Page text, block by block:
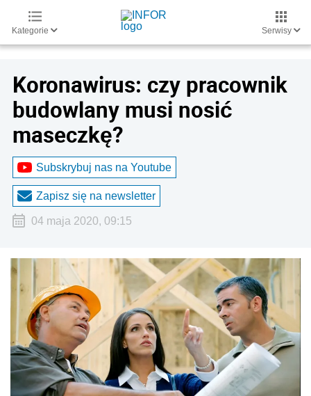
Kategorie Serwisy
Koronawirus: czy pracownik
budowlany musi nosić
maseczkę?
Subskrybuj nas na Youtube
Zapisz się na newsletter
04 maja 2020, 09:15